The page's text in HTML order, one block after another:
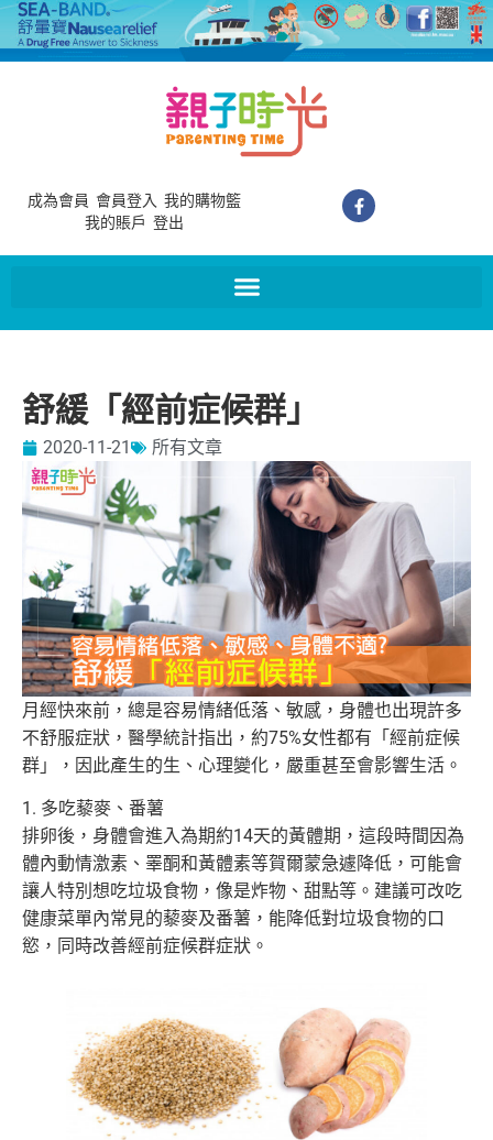
成為會員 會員登入 我的購物籃
我的賬戶 登出
舒緩「經前症候群」
2020-11-21 所有文章
月經快來前，總是容易情緒低落、敏感，身體也出現許多
不舒服症狀，醫學統計指出，約75%女性都有「經前症候
群」，因此產生的生、心理變化，嚴重甚至會影響生活。
1. 多吃藜麥、番薯
排卵後，身體會進入為期約14天的黃體期，這段時間因為
體內動情激素、睪酮和黃體素等賀爾蒙急遽降低，可能會
讓人特別想吃垃圾食物，像是炸物、甜點等。建議可改吃
健康菜單內常見的藜麥及番薯，能降低對垃圾食物的口
慾，同時改善經前症候群症狀。